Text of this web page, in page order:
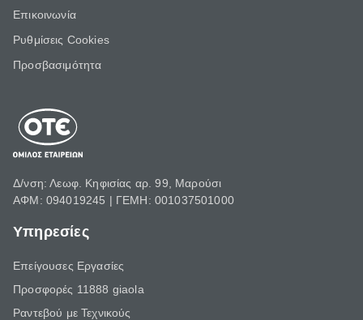
Επικοινωνία
Ρυθμίσεις Cookies
Προσβασιμότητα
Δ/νση: Λεωφ. Κηφισίας αρ. 99, Μαρούσι
ΑΦΜ: 094019245 | ΓΕΜΗ: 001037501000
Υπηρεσίες
Επείγουσες Εργασίες
Προσφορές 11888 giaola
Ραντεβού με Τεχνικούς